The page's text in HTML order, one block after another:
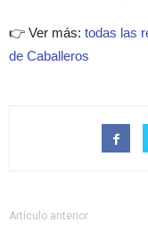
👉 Ver más: todas las
de Caballeros
Artículo anterior